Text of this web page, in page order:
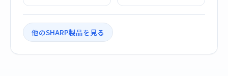
他のSHARP製品を見る